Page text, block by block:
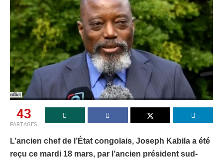
43
PARTAGES
L’ancien chef de l’État congolais, Joseph Kabila a été
reçu ce mardi 18 mars, par l’ancien président sud-